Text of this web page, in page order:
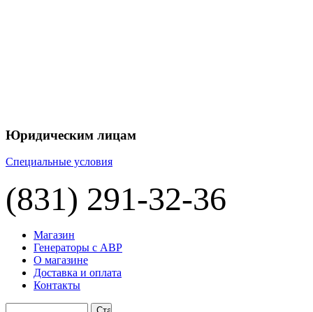
Юридическим лицам
Специальные условия
(831) 291-32-36
Магазин
Генераторы с АВР
О магазине
Доставка и оплата
Контакты